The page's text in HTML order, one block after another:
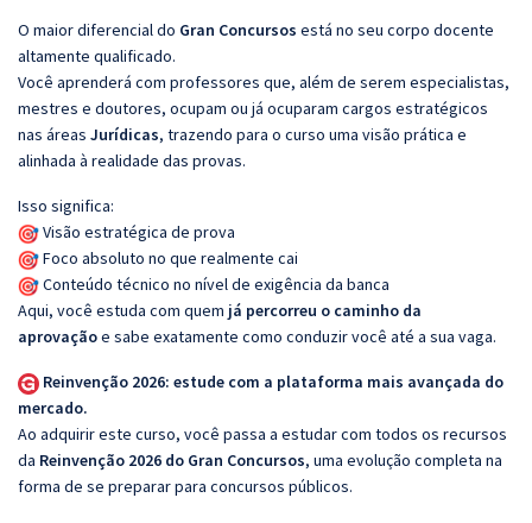
O maior diferencial do Gran Concursos está no seu corpo docente
altamente qualificado.
Você aprenderá com professores que, além de serem especialistas,
mestres e doutores, ocupam ou já ocuparam cargos estratégicos
nas áreas Jurídicas, trazendo para o curso uma visão prática e
alinhada à realidade das provas.
Isso significa:
Visão estratégica de prova
Foco absoluto no que realmente cai
Conteúdo técnico no nível de exigência da banca
Aqui, você estuda com quem já percorreu o caminho da
aprovaçãoe sabe exatamente como conduzir você até a sua vaga.
Reinvenção 2026: estude com a plataforma mais avançada do
mercado.
Ao adquirir este curso, você passa a estudar com todos os recursos
da Reinvenção 2026 do Gran Concursos, uma evolução completa na
forma de se preparar para concursos públicos.